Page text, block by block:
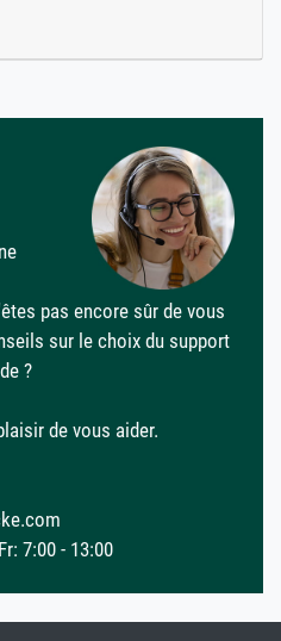
pas encore sûr de vous
sur le choix du support
?
de vous aider.
7:00 - 13:00